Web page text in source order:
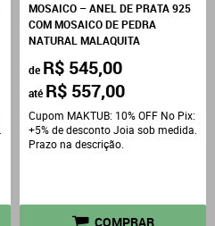
MOSAICO – ANEL DE PRATA 925
COM MOSAICO DE PEDRA
NATURAL MALAQUITA
de R$ 545,00
até R$ 557,00
Cupom MAKTUB: 10% OFF No Pix:
+5% de desconto Joia sob medida.
Prazo na descrição.
COMPRAR